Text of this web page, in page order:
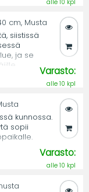
alle 10 kpl
cm, Musta
siistissä
ja se
Varasto:
alle 10 kpl
kunnossa.
sopii
Varasto:
alle 10 kpl